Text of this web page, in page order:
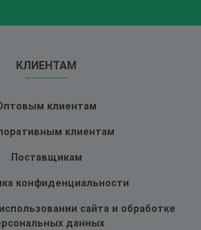
КЛИЕНТАМ
клиентам
клиентам
Поставщикам
конфиденциальности
сайта и обработке
данных